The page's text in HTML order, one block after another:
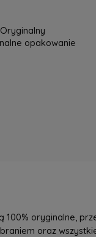
opakowanie
100% oryginalne,
oraz